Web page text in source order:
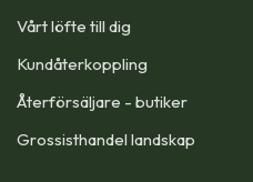
Vårt löfte till dig​
Kundåterkoppling
Återförsäljare - butiker
Grossisthandel landskap